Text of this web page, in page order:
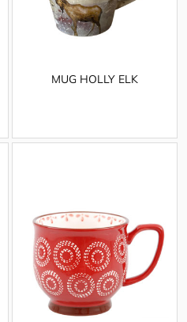
MUG HOLLY ELK